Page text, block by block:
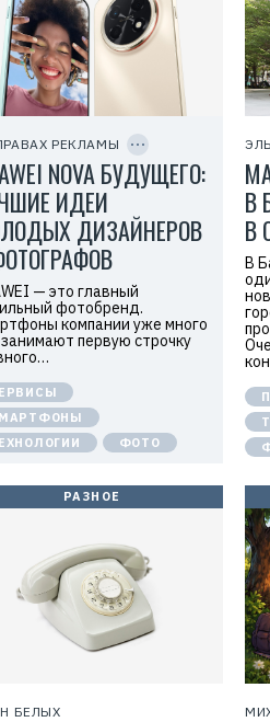
В
В
В
РАЗНОЕ
БЕЛЫХ
РЕКЛАМЫ
а
м
о
л
О
О
Т
е
п
а
н
в
»
И
7
4
1
I
D
NOVA БУДУЩЕГО:
ИДЕИ
ДИЗАЙНЕРОВ
— это главный
фотобренд.
компании уже много
первую строчку
ФОТО